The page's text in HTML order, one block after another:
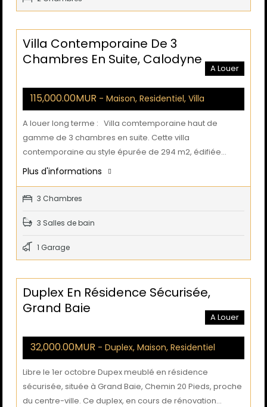
Villa Contemporaine De 3
Chambres En Suite, Calodyne
A Louer
115,000.00MUR - Maison, Residentiel, Villa
A louer long terme : Villa comtemporaine haut de
gamme de 3 chambres en suite. Cette villa
contemporaine au style épurée de 294 m2, édifiée…
Plus d'informations
3 Chambres
3 Salles de bain
1 Garage
Duplex En Résidence Sécurisée,
Grand Baie
A Louer
32,000.00MUR - Duplex, Maison, Residentiel
Libre le 1er octobre Dupex meublé en résidence
sécurisée, située à Grand Baie, Chemin 20 Pieds, proche
du centre-ville. Ce duplex, en cours de rénovation…